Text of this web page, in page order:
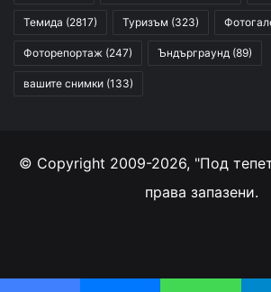
Темида (2817) Туризъм (323)
Фоторепортаж (247) Ъндърграунд (89)
вашите снимки (133)
© Copyright 2009-2026, "Под
права запазени.